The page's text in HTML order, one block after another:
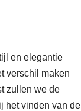
en elegantie
verschil maken
zullen we de
het vinden van de